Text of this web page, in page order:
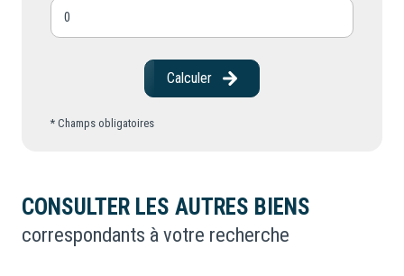
Calculer
* Champs obligatoires
CONSULTER LES AUTRES BIENS
correspondants à votre recherche